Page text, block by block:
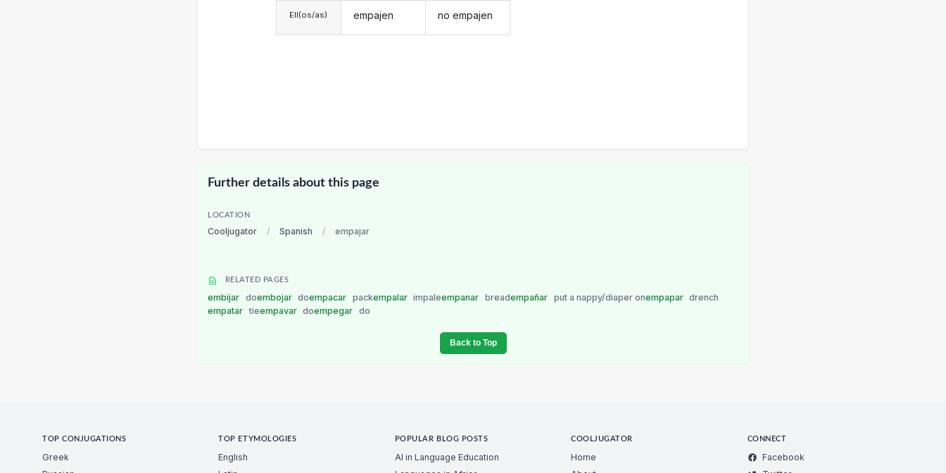
Ell(os/as) empajen no empajen
Further details about this page
LOCATION
Cooljugator / Spanish / empajar
RELATED PAGES
embijar doembojar doempacar packempalar impaleempanar breadempañar put a nappy/diaper onempapar drench
empatar tieempavar doempegar do
Back to Top
TOP CONJUGATIONS
Greek
TOP ETYMOLOGIES
English
POPULAR BLOG POSTS
AI in Language Education
COOLJUGATOR
Home
CONNECT
Facebook